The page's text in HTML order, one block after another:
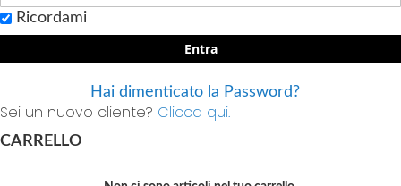
Ricordami
Entra
Hai dimenticato la Password?
Sei un nuovo cliente? Clicca qui.
CARRELLO